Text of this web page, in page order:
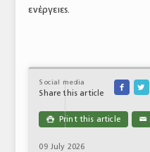
ενέργειες.
Social media
Share this article
 
 Print this article ✉
09 July 2026